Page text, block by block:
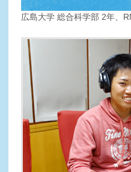
広島大学 総合科学部 2年、